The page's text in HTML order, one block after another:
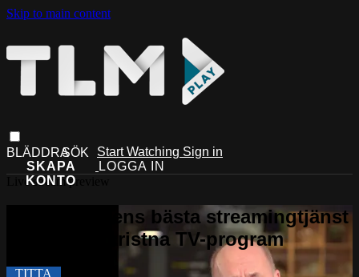
Skip to main content
Start Watching Sign in
Live stream preview